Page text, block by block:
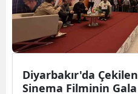
Diyarbakır'da Çekilen
Sinema Filminin